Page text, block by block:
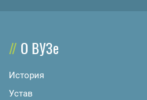
О ВУЗе
История
Устав